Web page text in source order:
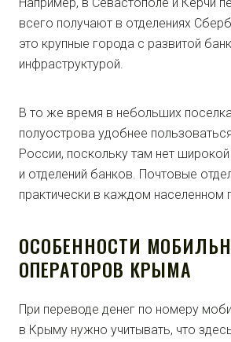
всего получают в отделениях
это крупные города с развитой
инфраструктурой.
В то же время в небольших
полуострова удобнее
России, поскольку там нет
и отделений банков. Почтовые
практически в каждом населенном
ОСОБЕННОСТИ
ОПЕРАТОРОВ КРЫМА
При переводе денег по номеру
в Крыму нужно учитывать, что